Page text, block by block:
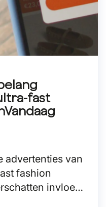
fast
advertenties van
fashion
invloed